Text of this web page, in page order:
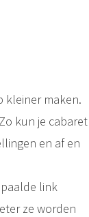
kleiner maken.
kun je cabaret
en af en
link
ze worden